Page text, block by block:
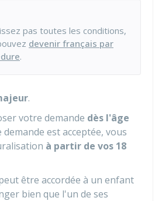
pas toutes les conditions,
devenir français par
.
.
votre demande dès l'âge
demande est acceptée, vous
à partir de vos 18
être accordée à un enfant
bien que l'un de ses